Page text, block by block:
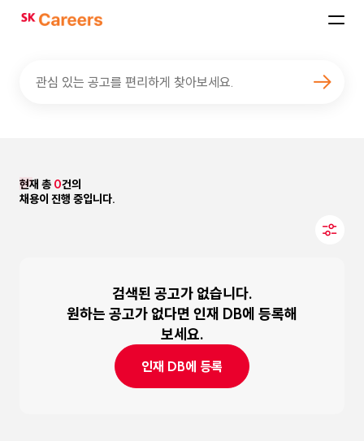
SK
관심 있는 공고를 편리하게 찾아보세요.
현재 총 0건의
채용이 진행 중입니다.
검색된 공고가 없습니다.
원하는 공고가 없다면 인재 DB에 등록해
보세요.
인재 DB에 등록